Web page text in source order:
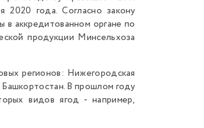
2020 года. Согласно закону
аккредитованном органе по
продукции Минсельхоза
регионов: Нижегородская
Башкортостан. В прошлом году
видов ягод - например,